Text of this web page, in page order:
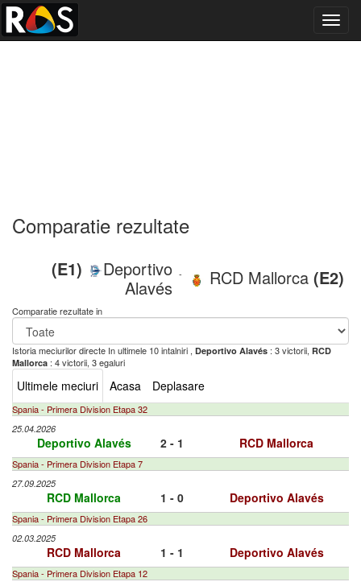
Comparatie rezultate
(E1)
Deportivo
Alavés
- RCD Mallorca (E2)
Comparatie rezultate in
Istoria meciurilor directe In ultimele 10 intalniri , Deportivo Alavés : 3 victorii, RCD
Mallorca : 4 victorii, 3 egaluri
Ultimele meciuri Acasa Deplasare
Spania - Primera Division Etapa 32
25.04.2026
Deportivo Alavés 2 - 1 RCD Mallorca
Spania - Primera Division Etapa 7
27.09.2025
RCD Mallorca 1 - 0 Deportivo Alavés
Spania - Primera Division Etapa 26
02.03.2025
RCD Mallorca 1 - 1 Deportivo Alavés
Spania - Primera Division Etapa 12